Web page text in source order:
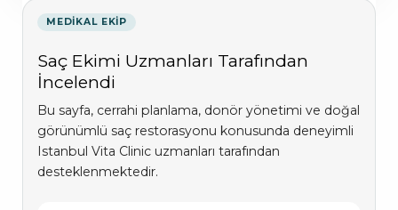
MEDIKAL EKIP
Saç Ekimi Uzmanları Tarafından
İncelendi
Bu sayfa, cerrahi planlama, donör yönetimi ve doğal
görünümlü saç restorasyonu konusunda deneyimli
Istanbul Vita Clinic uzmanları tarafından
desteklenmektedir.